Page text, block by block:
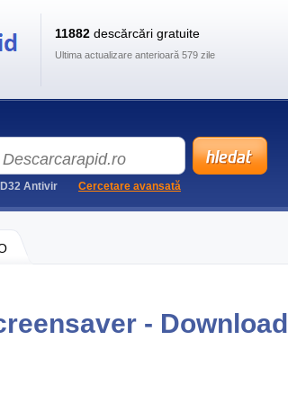
- Download
11882 descărcări gratuite
Ultima actualizare anterioară 579 zile
Antivir Cercetare avansată